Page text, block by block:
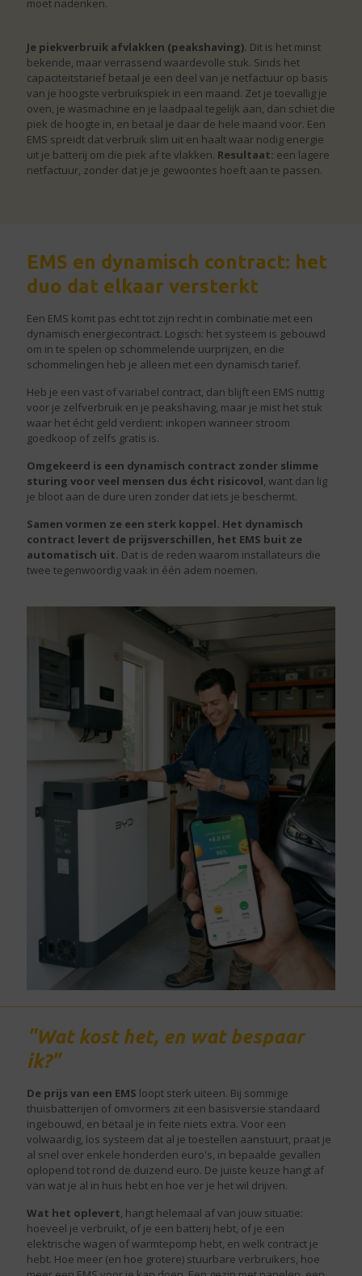
moet nadenken.
Je piekverbruik afvlakken (peakshaving). Dit is het minst
bekende, maar verrassend waardevolle stuk. Sinds het
capaciteitstarief betaal je een deel van je netfactuur op basis
van je hoogste verbruikspiek in een maand. Zet je toevallig je
oven, je wasmachine en je laadpaal tegelijk aan, dan schiet die
piek de hoogte in, en betaal je daar de hele maand voor. Een
EMS spreidt dat verbruik slim uit en haalt waar nodig energie
uit je batterij om die piek af te vlakken. Resultaat: een lagere
netfactuur, zonder dat je je gewoontes hoeft aan te passen.
EMS en dynamisch contract: het
duo dat elkaar versterkt
Een EMS komt pas echt tot zijn recht in combinatie met een
dynamisch energiecontract. Logisch: het systeem is gebouwd
om in te spelen op schommelende uurprijzen, en die
schommelingen heb je alleen met een dynamisch tarief.
Heb je een vast of variabel contract, dan blijft een EMS nuttig
voor je zelfverbruik en je peakshaving, maar je mist het stuk
waar het écht geld verdient: inkopen wanneer stroom
goedkoop of zelfs gratis is.
Omgekeerd is een dynamisch contract zonder slimme
sturing voor veel mensen dus écht risicovol, want dan lig
je bloot aan de dure uren zonder dat iets je beschermt.
Samen vormen ze een sterk koppel. Het dynamisch
contract levert de prijsverschillen, het EMS buit ze
automatisch uit. Dat is de reden waarom installateurs die
twee tegenwoordig vaak in één adem noemen.
"Wat kost het, en wat bespaar
ik?"
De prijs van een EMS loopt sterk uiteen. Bij sommige
thuisbatterijen of omvormers zit een basisversie standaard
ingebouwd, en betaal je in feite niets extra. Voor een
volwaardig, los systeem dat al je toestellen aanstuurt, praat je
al snel over enkele honderden euro's, in bepaalde gevallen
oplopend tot rond de duizend euro. De juiste keuze hangt af
van wat je al in huis hebt en hoe ver je het wil drijven.
Wat het oplevert, hangt helemaal af van jouw situatie:
hoeveel je verbruikt, of je een batterij hebt, of je een
elektrische wagen of warmtepomp hebt, en welk contract je
hebt. Hoe meer (en hoe grotere) stuurbare verbruikers, hoe